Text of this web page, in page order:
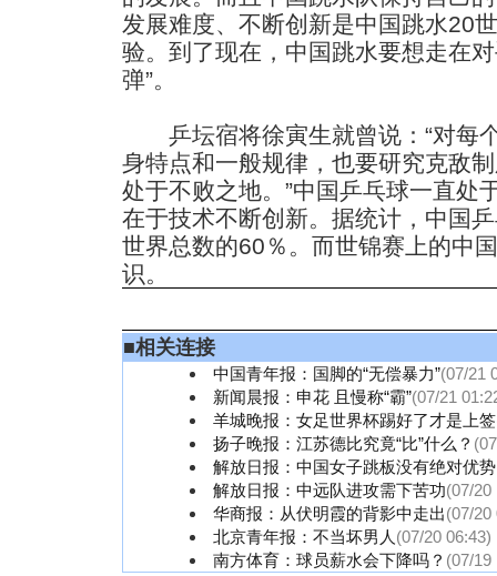
发展难度、不断创新是中国跳水20
验。到了现在，中国跳水要想走在
弹”。
乒坛宿将徐寅生就曾说：“对每
身特点和一般规律，也要研究克敌
处于不败之地。”中国乒乓球一直处
在于技术不断创新。据统计，中国
世界总数的60％。而世锦赛上的中
识。
■相关连接
中国青年报：国脚的“无偿暴力”(07/21
新闻晨报：申花 且慢称“霸”(07/21
羊城晚报：女足世界杯踢好了才是上签
扬子晚报：江苏德比究竟“比”什么？
解放日报：中国女子跳板没有绝对优势
解放日报：中远队进攻需下苦功(07/20
华商报：从伏明霞的背影中走出(07/20
北京青年报：不当坏男人 (07/20 06:43)
南方体育：球员薪水会下降吗？ (07/19